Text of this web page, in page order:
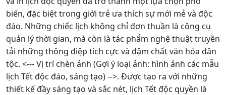
biến, đặc biệt trong giới trẻ ưa thích sự mới mẻ và độc
đáo. Những chiếc lịch không chỉ đơn thuần là công cụ
quản lý thời gian, mà còn là tác phẩm nghệ thuật truyền
tải những thông điệp tích cực và đậm chất văn hóa dân
tộc. <--- Vị trí chèn ảnh (Gợi ý loại ảnh: hình ảnh các mẫu
lịch Tết độc đáo, sáng tạo) -->. Được tạo ra với những
thiết kế đầy sáng tạo và sắc nét, lịch Tết độc quyền là